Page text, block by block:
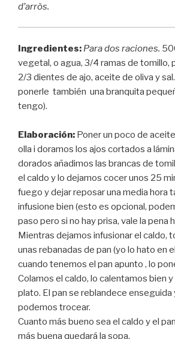
d’arròs.
Ingredientes: Para dos raciones.
vegetal, o agua, 3/4 ramas de tomillo,
2/3 dientes de ajo, aceite de oliva y
ponerle también una branquita
tengo).
Elaboración: Poner un poco de
olla i doramos los ajos cortados a
dorados añadimos las brancas de
el caldo y lo dejamos cocer unos 25
fuego y dejar reposar una media hora
infusione bien (esto es opcional,
paso pero si no hay prisa, vale la pena
Mientras dejamos infusionar el caldo,
unas rebanadas de pan (yo lo hato en
cuando tenemos el pan apunto , lo
Colamos el caldo, lo calentamos bien
plato. El pan se reblandece enseguida
podemos trocear.
Cuanto más bueno sea el caldo y el
más buena quedará la sopa.